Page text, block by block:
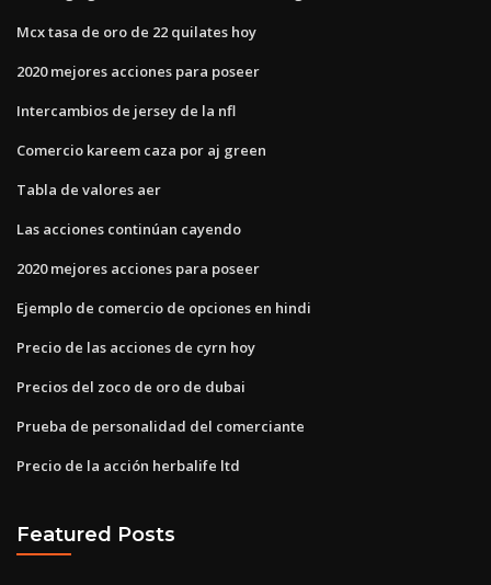
Mcx tasa de oro de 22 quilates hoy
2020 mejores acciones para poseer
Intercambios de jersey de la nfl
Comercio kareem caza por aj green
Tabla de valores aer
Las acciones continúan cayendo
2020 mejores acciones para poseer
Ejemplo de comercio de opciones en hindi
Precio de las acciones de cyrn hoy
Precios del zoco de oro de dubai
Prueba de personalidad del comerciante
Precio de la acción herbalife ltd
Featured Posts